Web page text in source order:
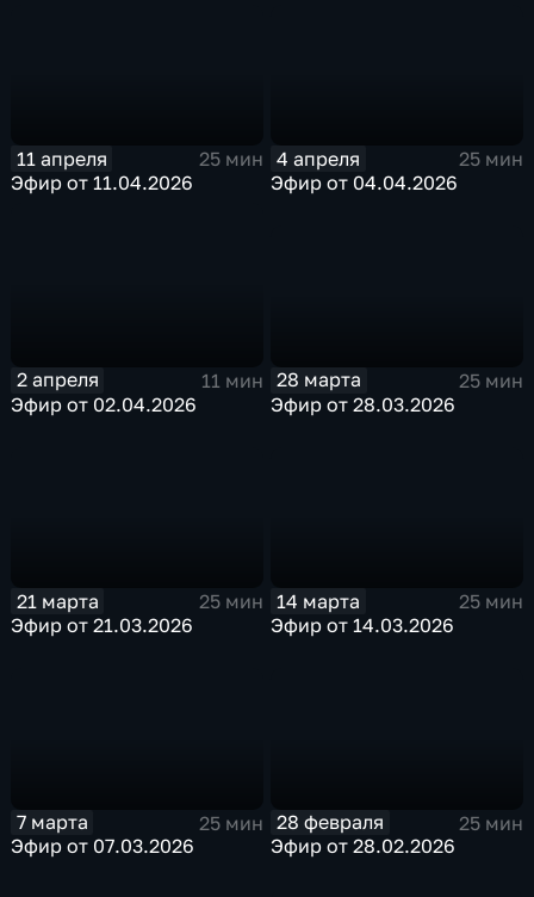
11 апреля
25 мин
Эфир от 11.04.2026
4 апреля
25 мин
Эфир от 04.04.2026
2 апреля
11 мин
Эфир от 02.04.2026
28 марта
25 мин
Эфир от 28.03.2026
21 марта
25 мин
Эфир от 21.03.2026
14 марта
25 мин
Эфир от 14.03.2026
7 марта
25 мин
Эфир от 07.03.2026
28 февраля
25 мин
Эфир от 28.02.2026